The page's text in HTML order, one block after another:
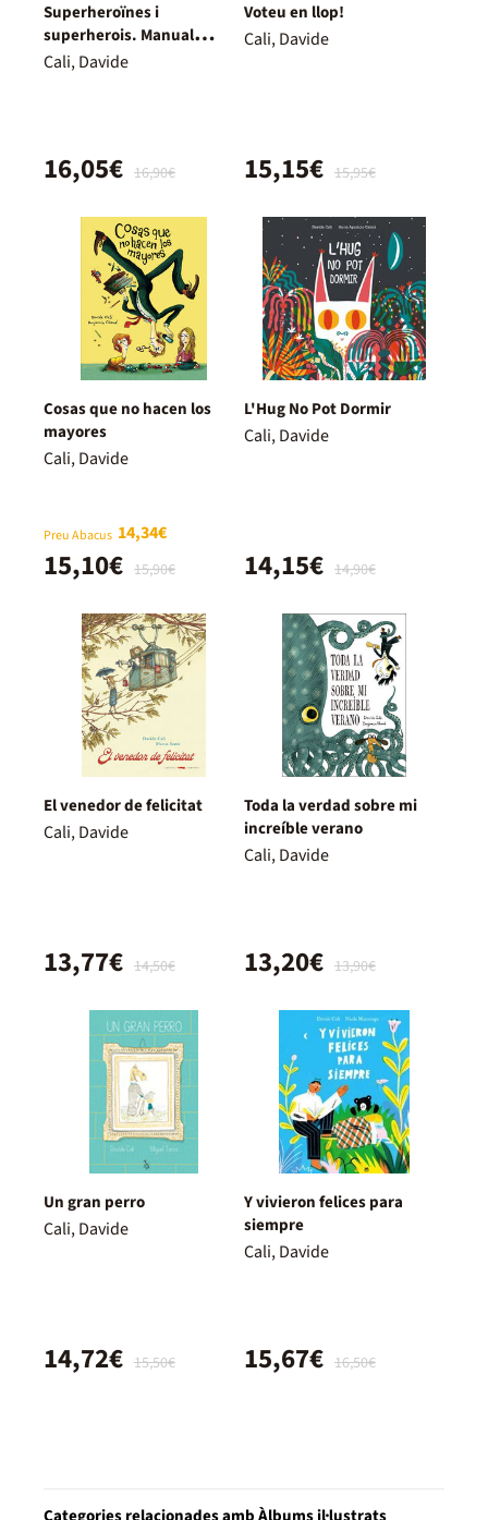
Superheroïnes i
superherois. Manual
d'instruccions
Cali, Davide
16,90€
16,05€
Voteu en llop!
Cali, Davide
15,95€
15,15€
Cosas que no hacen los
mayores
Cali, Davide
Preu Abacus 14,34€
15,90€
15,10€
L'Hug No Pot Dormir
Cali, Davide
14,90€
14,15€
El venedor de felicitat
Cali, Davide
14,50€
13,77€
Toda la verdad sobre mi
increíble verano
Cali, Davide
13,90€
13,20€
Un gran perro
Cali, Davide
15,50€
14,72€
Y vivieron felices para
siempre
Cali, Davide
16,50€
15,67€